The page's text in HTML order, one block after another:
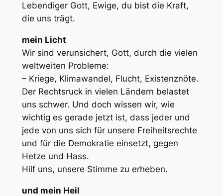
Lebendiger Gott, Ewige, du bist die Kraft,
die uns trägt.
mein Licht
Wir sind verunsichert, Gott, durch die vielen
weltweiten Probleme:
– Kriege, Klimawandel, Flucht, Existenznöte.
Der Rechtsruck in vielen Ländern belastet
uns schwer. Und doch wissen wir, wie
wichtig es gerade jetzt ist, dass jeder und
jede von uns sich für unsere Freiheitsrechte
und für die Demokratie einsetzt, gegen
Hetze und Hass.
Hilf uns, unsere Stimme zu erheben.
und mein Heil